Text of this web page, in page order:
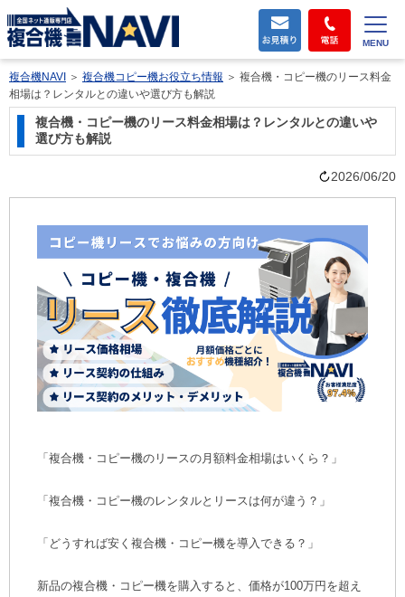
MENU
複合機NAVI ＞ 複合機コピー機お役立ち情報 ＞ 複合機・コピー機のリース料金
相場は？レンタルとの違いや選び方も解説
複合機・コピー機のリース料金相場は？レンタルとの違いや
選び方も解説
2026/06/20
「複合機・コピー機のリースの月額料金相場はいくら？」
「複合機・コピー機のレンタルとリースは何が違う？」
「どうすれば安く複合機・コピー機を導入できる？」
新品の複合機・コピー機を購入すると、価格が100万円を超え